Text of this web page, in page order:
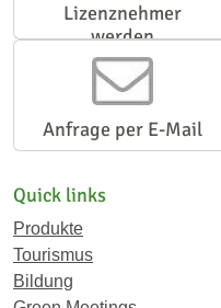
Lizenznehmer
werden
Anfrage per E-Mail
Quick links
Produkte
Tourismus
Bildung